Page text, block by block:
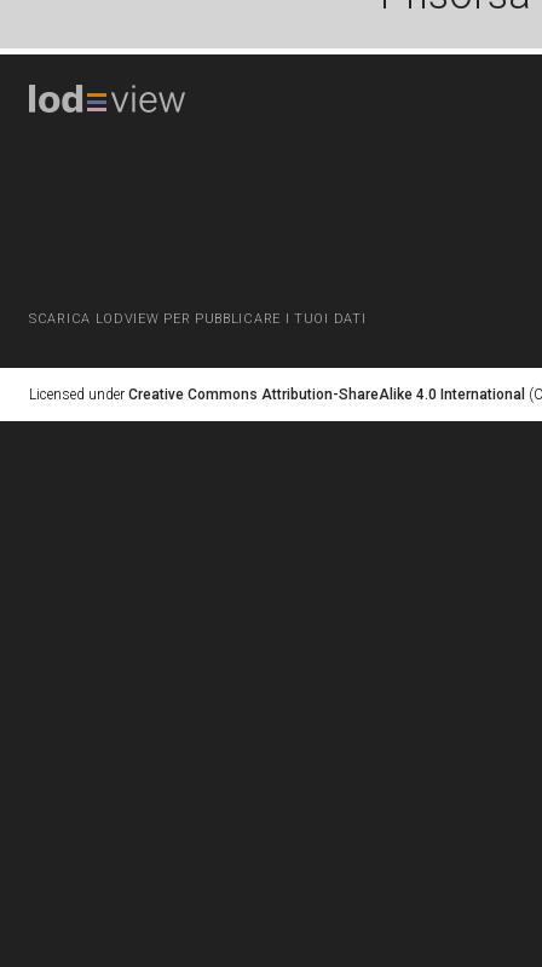
SCARICA LODVIEW PER PUBBLICARE I TUOI DATI
Licensed under Creative Commons Attribution-ShareAlike 4.0 International